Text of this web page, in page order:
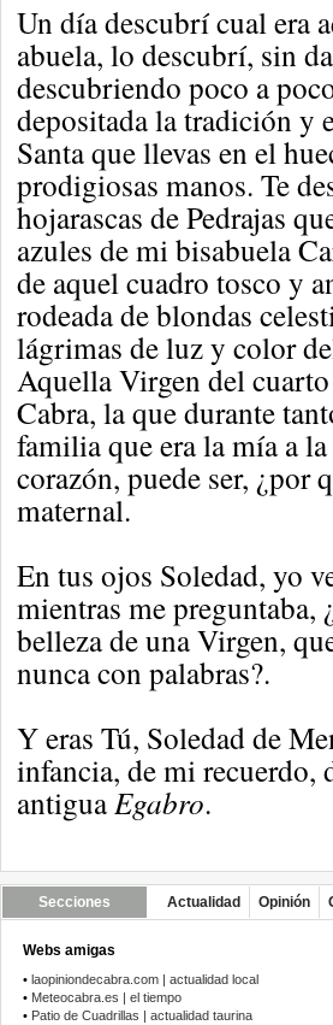
Un día descubrí cual era
abuela, lo descubrí, sin
descubriendo poco a
depositada la tradición y
Santa que llevas en el
prodigiosas manos. Te
hojarascas de Pedrajas
azules de mi bisabuela
de aquel cuadro tosco y
rodeada de blondas
lágrimas de luz y color
Aquella Virgen del
Cabra, la que durante
familia que era la mía a
corazón, puede ser, ¿por
maternal.
En tus ojos Soledad, yo
mientras me preguntaba,
belleza de una Virgen,
nunca con palabras?.
Y eras Tú, Soledad de
infancia, de mi recuerdo,
antiguaEgabro.
Secciones Actualidad Opinión
Webs amigas
• laopiniondecabra.com | actualidad local
• Meteocabra.es | el tiempo
• Patio de Cuadrillas | actualidad taurina